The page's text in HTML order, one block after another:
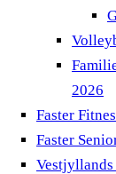
2026
Faster
Faster